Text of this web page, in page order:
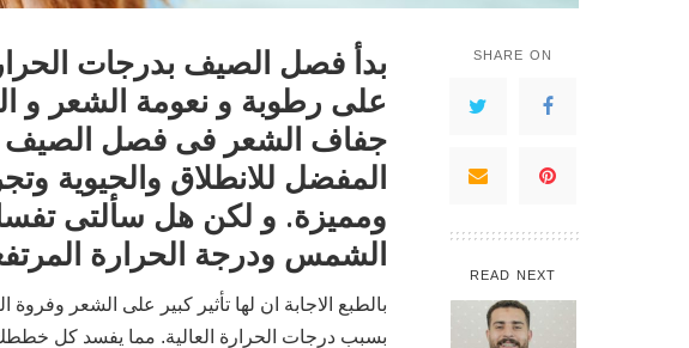
SHARE ON
READ NEXT
بدأ فصل الصيف بدرجات
على رطوبة و نعومة الشعر و
جفاف الشعر فى فصل الصيف
المفضل للانطلاق والحيوية
ومميزة. و لكن هل سألتى
الشمس ودرجة الحرارة
بالطبع الاجابة ان لها تأثير كبير على الشعر
بسبب درجات الحرارة العالية. مما يفسد كل